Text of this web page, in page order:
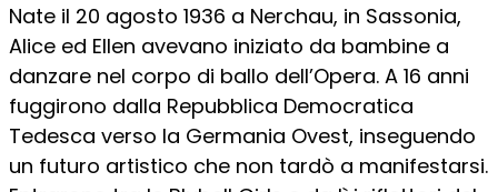
Nate il 20 agosto 1936 a Nerchau, in Sassonia,
Alice ed Ellen avevano iniziato da bambine a
danzare nel corpo di ballo dell’Opera. A 16 anni
fuggirono dalla Repubblica Democratica
Tedesca verso la Germania Ovest, inseguendo
un futuro artistico che non tardò a manifestarsi.